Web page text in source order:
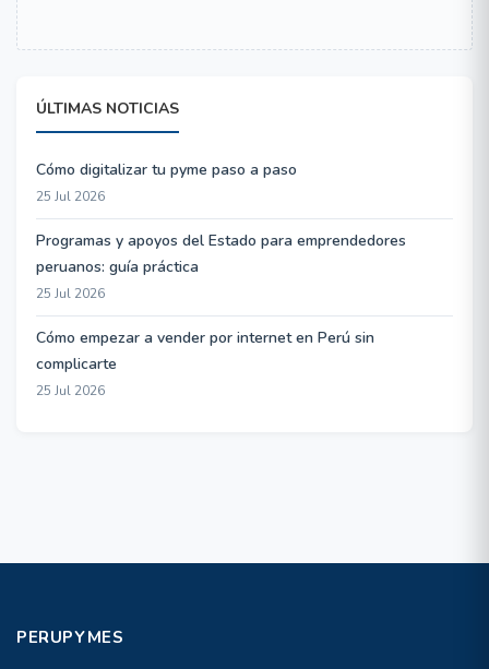
ÚLTIMAS NOTICIAS
Cómo digitalizar tu pyme paso a paso
25 Jul 2026
Programas y apoyos del Estado para emprendedores
peruanos: guía práctica
25 Jul 2026
Cómo empezar a vender por internet en Perú sin
complicarte
25 Jul 2026
PERUPYMES